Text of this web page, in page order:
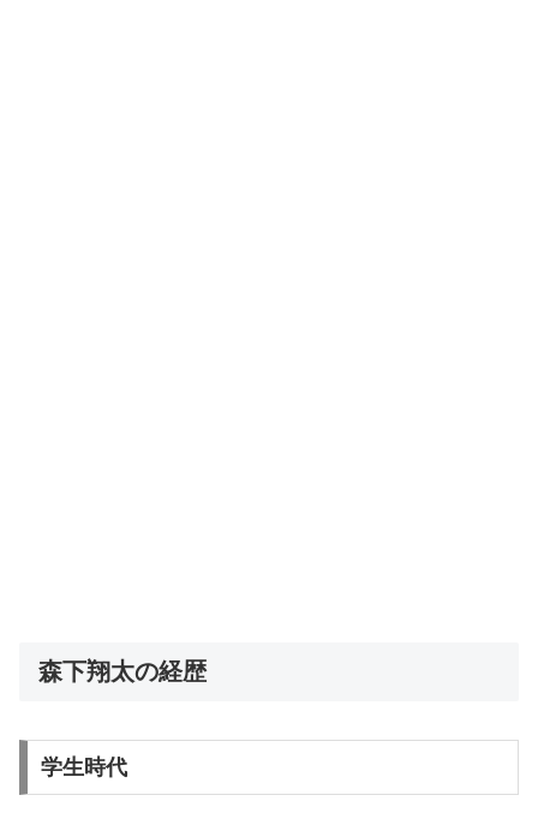
森下翔太の経歴
学生時代